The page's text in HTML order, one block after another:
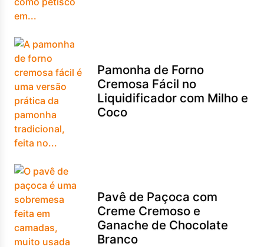
Pamonha de Forno
Cremosa Fácil no
Liquidificador com Milho e
Coco
Pavê de Paçoca com
Creme Cremoso e
Ganache de Chocolate
Branco